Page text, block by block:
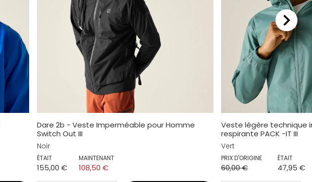
Dare 2b - Veste Imperméable pour Homme
Switch Out III
Noir
ÉTAIT
155,00 €
MAINTENANT
108,50 €
Veste légère technique
respirante PACK -IT III
Vert
PRIX D'ORIGINE
60,00 €
ÉTAIT
47,95 €